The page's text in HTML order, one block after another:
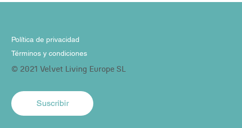
© 2021 Velvet Living Europe SL
Términos y condiciones
Política de privacidad
Suscribir